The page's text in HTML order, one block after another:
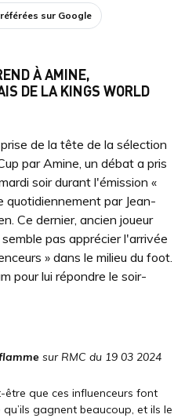
sur Google
À AMINE,
DE LA KINGS WORLD
de la tête de la sélection
par Amine, un débat a pris
soir durant l'émission «
quotidiennement par Jean-
Ce dernier, ancien joueur
pas apprécier l'arrivée
» dans le milieu du foot.
pour lui répondre le soir-
sur RMC du 19 03 2024
être que ces influenceurs font
gagnent beaucoup, et ils le